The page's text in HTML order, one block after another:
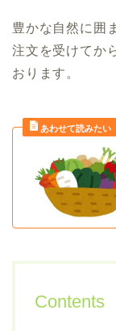
豊かな自然に囲
注文を受けてか
おります。
Contents